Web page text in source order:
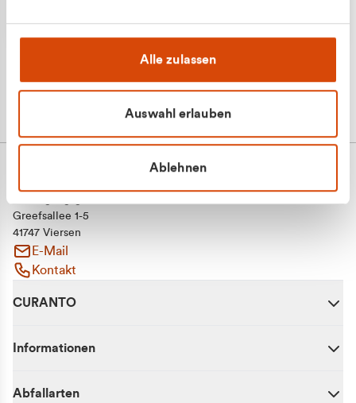
Alle zulassen
Auswahl erlauben
Ablehnen
Greefsallee 1-5
41747 Viersen
E-Mail
Kontakt
CURANTO
Informationen
Abfallarten